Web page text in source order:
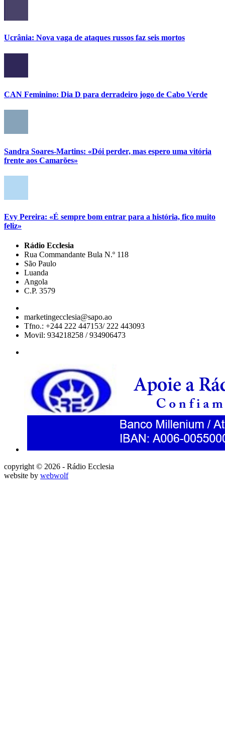
Ucrânia: Nova vaga de ataques russos faz seis mortos
CAN Feminino: Dia D para derradeiro jogo de Cabo Verde
Sandra Soares-Martins: «Dói perder, mas espero uma vitória
frente aos Camarões»
Evy Pereira: «É sempre bom entrar para a história, fico muito
feliz»
Rádio Ecclesia
Rua Commandante Bula N.º 118
São Paulo
Luanda
Angola
C.P. 3579
marketingecclesia@sapo.ao
Tfno.: +244 222 447153/ 222 443093
Movil: 934218258 / 934906473
copyright © 2026 - Rádio Ecclesia
website by webwolf